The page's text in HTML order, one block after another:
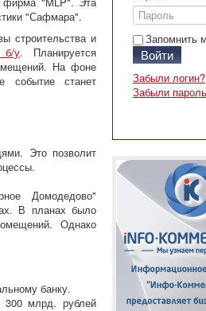
"Сафмара".
строительства и
б/у. Планируется
На фоне
событие станет
Это позволит
Домодедово"
В планах было
Однако
банку.
300 млрд. рублей
Запомнить
Войти
Забыли логин?
Забыли